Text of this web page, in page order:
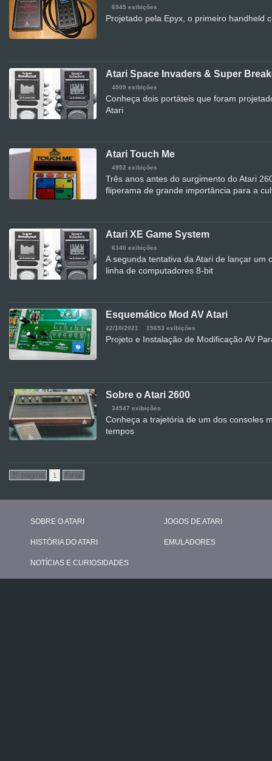
6945 exibições
Projetado pela Epyx, o primeiro handheld
Atari Space Invaders & Super
4509 exibições
Conheça dois portáteis que foram
Atari
Atari Touch Me
4952 exibições
Três anos antes do surgimento do Atari
fliperama de grande importância para a
Atari XE Game System
6340 exibições
A segunda tentativa da Atari de lançar um
linha de computadores 8-bit
Esquemático Mod AV Atari
22/10/2021 15653 exibições
Projeto e Instalação de Modificação AV
Sobre o Atari 2600
34547 exibições
Conheça a trajetória de um dos consoles
tempos
1
SOBRE O ATARI
HISTÓRIA DO ATARI
NOTÍCIAS E CURIOSIDADES
JOGOS DE ATARI
EMULADORES